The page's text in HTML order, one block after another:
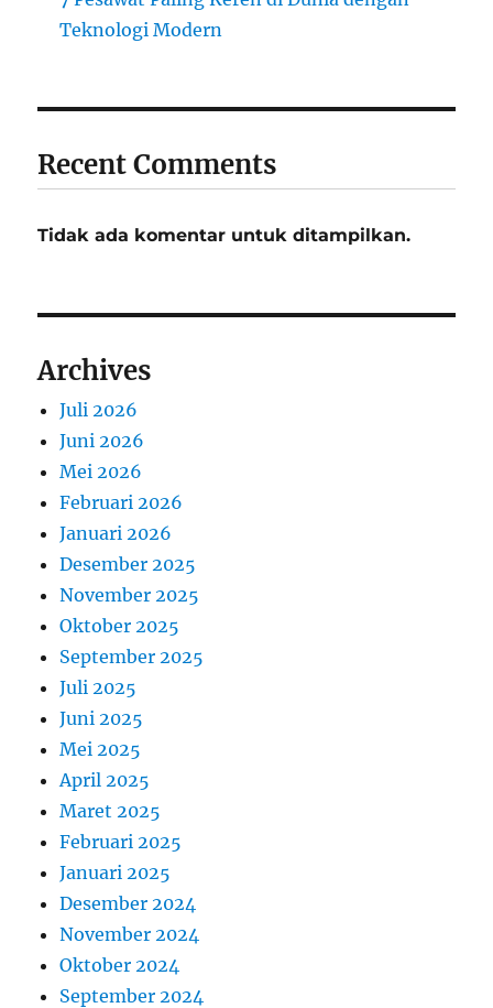
Teknologi Modern
Recent Comments
Tidak ada komentar untuk ditampilkan.
Archives
Juli 2026
Juni 2026
Mei 2026
Februari 2026
Januari 2026
Desember 2025
November 2025
Oktober 2025
September 2025
Juli 2025
Juni 2025
Mei 2025
April 2025
Maret 2025
Februari 2025
Januari 2025
Desember 2024
November 2024
Oktober 2024
September 2024